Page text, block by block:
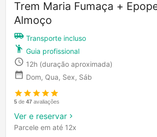
Trem Maria Fumaça +
Almoço
Transporte incluso
Guia profissional
12h (duração aproximada)
Dom, Qua, Sex, Sáb
5 de 47 avaliações
Ver e reservar
Parcele em até 12x